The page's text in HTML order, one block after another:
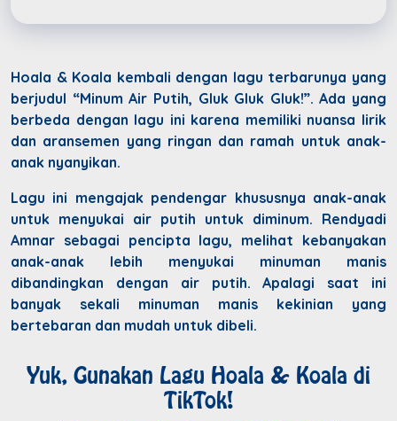
Hoala & Koala kembali dengan lagu terbarunya yang
berjudul “Minum Air Putih, Gluk Gluk Gluk!”. Ada yang
berbeda dengan lagu ini karena memiliki nuansa lirik
dan aransemen yang ringan dan ramah untuk anak-
anak nyanyikan.
Lagu ini mengajak pendengar khususnya anak-anak
untuk menyukai air putih untuk diminum. Rendyadi
Amnar sebagai pencipta lagu, melihat kebanyakan
anak-anak lebih menyukai minuman manis
dibandingkan dengan air putih. Apalagi saat ini
banyak sekali minuman manis kekinian yang
bertebaran dan mudah untuk dibeli.
Yuk, Gunakan Lagu Hoala & Koala di
TikTok!